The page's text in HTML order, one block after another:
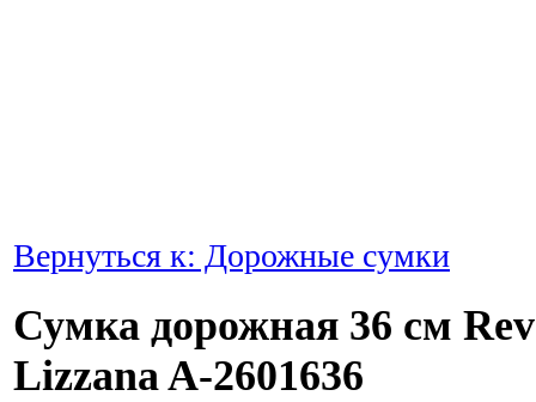
Вернуться к: Дорожные сумки
Сумка дорожная 36 см
Lizzana A-2601636